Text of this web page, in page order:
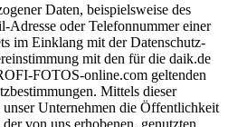
Daten, beispielsweise des
Adresse oder Telefonnummer einer
im Einklang mit der Datenschutz-
mit den für die daik.de
FOTOS-online.com geltenden
Mittels dieser
Unternehmen die Öffentlichkeit
von uns erhobenen, genutzten